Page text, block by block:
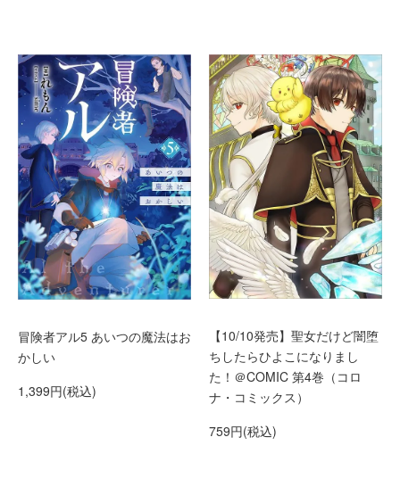
冒険者アル5 あいつの魔法はお
かしい
1,399円(税込)
【10/10発売】聖女だけど闇堕
ちしたらひよこになりまし
た！＠COMIC 第4巻（コロ
ナ・コミックス）
759円(税込)